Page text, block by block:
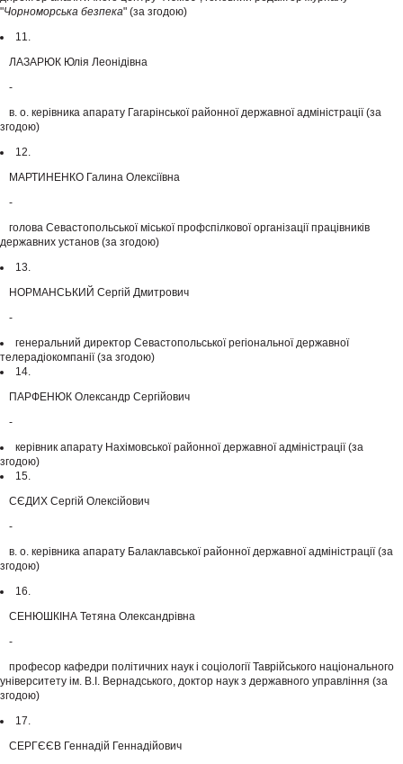
"Чорноморська безпека" (за згодою)
11.
ЛАЗАРЮК Юлія Леонідівна
-
в. о. керівника апарату Гагарінської районної державної адміністрації (за
згодою)
12.
МАРТИНЕНКО Галина Олексіївна
-
голова Севастопольської міської профспілкової організації працівників
державних установ (за згодою)
13.
НОРМАНСЬКИЙ Сергій Дмитрович
-
генеральний директор Севастопольської регіональної державної
телерадіокомпанії (за згодою)
14.
ПАРФЕНЮК Олександр Сергійович
-
керівник апарату Нахімовської районної державної адміністрації (за
згодою)
15.
СЄДИХ Сергій Олексійович
-
в. о. керівника апарату Балаклавської районної державної адміністрації (за
згодою)
16.
СЕНЮШКІНА Тетяна Олександрівна
-
професор кафедри політичних наук і соціології Таврійського національного
університету ім. В.І. Вернадського, доктор наук з державного управління (за
згодою)
17.
СЕРГЄЄВ Геннадій Геннадійович